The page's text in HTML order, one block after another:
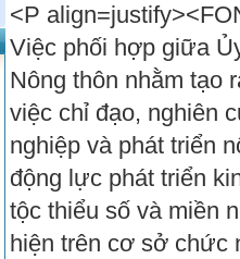
<P
Việc phối hợp giữa
Nông thôn nhằm tạo
việc chỉ đạo, nghiên
nghiệp và phát triển
động lực phát triển
tộc thiểu số và miền
hiện trên cơ sở chức